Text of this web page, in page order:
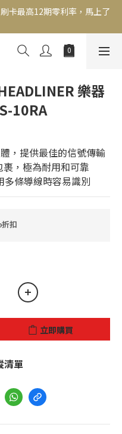
卡最高12期零利率，馬上了
卡最高12期零利率，馬上了
分期，輕鬆打包
樂器
10RA
，提供最佳的信號傳輸
裹，極為耐用和可靠
多條導線時容易識別
扣
立即購買
清單